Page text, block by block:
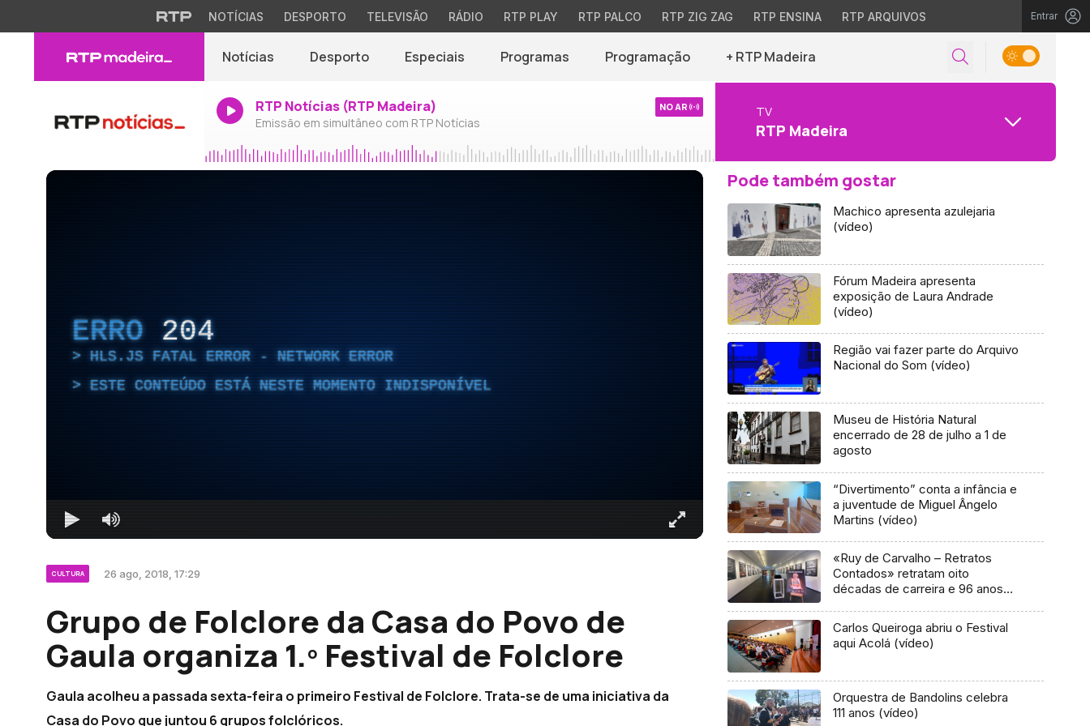
NOTÍCIAS DESPORTO TELEVISÃO RÁDIO RTP PLAY RTP PALCO RTP ZIG ZAG RTP ENSINA RTP ARQUIVOS Entrar
Notícias Desporto Especiais Programas Programação + RTP Madeira
RTP Notícias (RTP Madeira)
Emissão em simultâneo com RTP Notícias
NO AR TV
RTP Madeira
ERRO 204
HLS.JS FATAL ERROR - NETWORK ERROR
ESTE CONTEÚDO ESTÁ NESTE MOMENTO INDISPONÍVEL
CULTURA 26 ago, 2018, 17:29
Grupo de Folclore da Casa do Povo de
Gaula organiza 1.º Festival de Folclore
Gaula acolheu a passada sexta-feira o primeiro Festival de Folclore. Trata-se de uma iniciativa da
Casa do Povo que juntou 6 grupos folclóricos.
Pode também gostar
Machico apresenta azulejaria
(vídeo)
Fórum Madeira apresenta
exposição de Laura Andrade
(vídeo)
Região vai fazer parte do Arquivo
Nacional do Som (vídeo)
Museu de História Natural
encerrado de 28 de julho a 1 de
agosto
“Divertimento” conta a infância e
a juventude de Miguel Ângelo
Martins (vídeo)
«Ruy de Carvalho – Retratos
Contados» retratam oito
décadas de carreira e 96 anos
Carlos Queiroga abriu o Festival
aqui Acolá (vídeo)
Orquestra de Bandolins celebra
111 anos (vídeo)